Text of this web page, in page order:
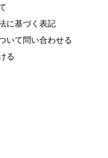
に基づく表記
いて問い合わせる
る